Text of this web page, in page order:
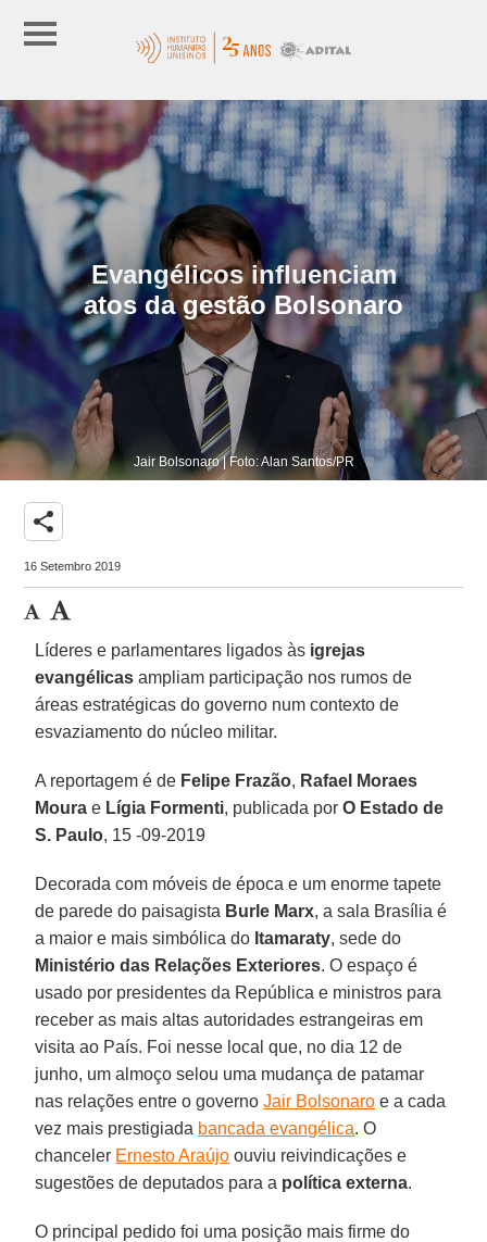
Evangélicos influenciam
atos da gestão Bolsonaro
Jair Bolsonaro | Foto: Alan Santos/PR
share
16 Setembro 2019
Líderes e parlamentares ligados às igrejas
evangélicas ampliam participação nos rumos de
áreas estratégicas do governo num contexto de
esvaziamento do núcleo militar.
A reportagem é de Felipe Frazão, Rafael Moraes
Moura e Lígia Formenti, publicada porO Estado de
S. Paulo, 15 -09-2019
Decorada com móveis de época e um enorme tapete
de parede do paisagista Burle Marx, a sala Brasília é
a maior e mais simbólica do Itamaraty, sede do
Ministério das Relações Exteriores. O espaço é
usado por presidentes da República e ministros para
receber as mais altas autoridades estrangeiras em
visita ao País. Foi nesse local que, no dia 12 de
junho, um almoço selou uma mudança de patamar
nas relações entre o governoJair Bolsonaro e a cada
vez mais prestigiada bancada evangélica. O
chanceler Ernesto Araújo ouviu reivindicações e
sugestões de deputados para a política externa.
O principal pedido foi uma posição mais firme do